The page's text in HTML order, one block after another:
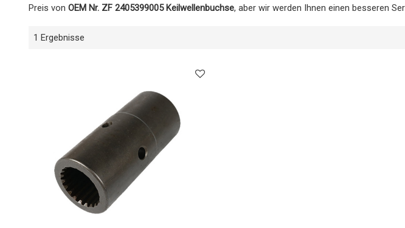
Preis von OEM Nr. ZF 2405399005 Keilwellenbuchse, aber wir werden Ihnen einen besseren
1 Ergebnisse